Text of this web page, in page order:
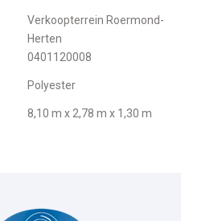
Verkoopterrein Roermond-
Herten
0401120008
Polyester
8,10 m x 2,78 m x 1,30 m